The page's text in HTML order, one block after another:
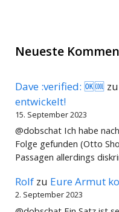
Neueste
Dave :verified: 🆗🆒 zu
entwickelt!
15. September 2023
@dobschat Ich habe
Folge gefunden (Otto
Passagen allerdings
Rolf zu Eure Armut
2. September 2023